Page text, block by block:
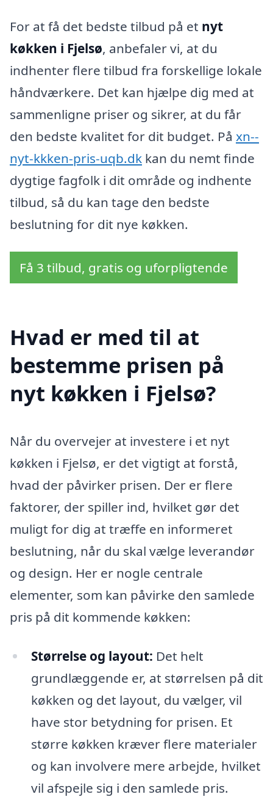
For at få det bedste tilbud på et nyt
køkken i Fjelsø, anbefaler vi, at du
indhenter flere tilbud fra forskellige lokale
håndværkere. Det kan hjælpe dig med at
sammenligne priser og sikrer, at du får
den bedste kvalitet for dit budget. På xn--
nyt-kkken-pris-uqb.dk kan du nemt finde
dygtige fagfolk i dit område og indhente
tilbud, så du kan tage den bedste
beslutning for dit nye køkken.
Få 3 tilbud, gratis og uforpligtende
Hvad er med til at
bestemme prisen på
nyt køkken i Fjelsø?
Når du overvejer at investere i et nyt
køkken i Fjelsø, er det vigtigt at forstå,
hvad der påvirker prisen. Der er flere
faktorer, der spiller ind, hvilket gør det
muligt for dig at træffe en informeret
beslutning, når du skal vælge leverandør
og design. Her er nogle centrale
elementer, som kan påvirke den samlede
pris på dit kommende køkken:
Størrelse og layout: Det helt
grundlæggende er, at størrelsen på dit
køkken og det layout, du vælger, vil
have stor betydning for prisen. Et
større køkken kræver flere materialer
og kan involvere mere arbejde, hvilket
vil afspejle sig i den samlede pris.